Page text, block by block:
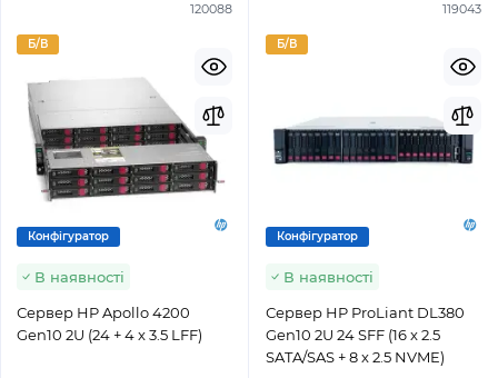
120088
Б/В
Конфігуратор
В наявності
Сервер HP Apollo 4200
Gen10 2U (24 + 4 x 3.5 LFF)
119043
Б/В
Конфігуратор
В наявності
Сервер HP ProLiant DL380
Gen10 2U 24 SFF (16 x 2.5
SATA/SAS + 8 x 2.5 NVME)